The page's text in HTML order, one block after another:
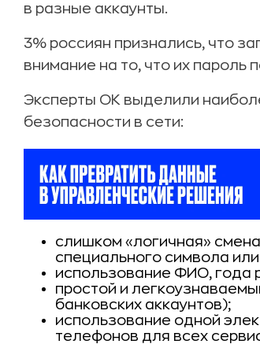
в разные аккаунты.
3% россиян признались, что
внимание на то, что их пароль
Эксперты ОК выделили
безопасности в сети:
слишком «логичная»
специального символа
использование ФИО, года
простой и
банковских аккаунтов);
использование одной
телефонов для всех